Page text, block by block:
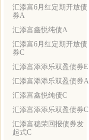
汇添富6月红定期开放债
券A
汇添富鑫悦纯债A
汇添富6月红定期开放债
券C
汇添富添添乐双盈债券E
汇添富添添乐双盈债券A
汇添富鑫悦纯债C
汇添富添添乐双盈债券C
汇添富稳荣回报债券发
起式C